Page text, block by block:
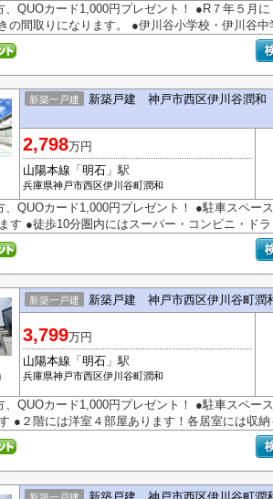
、QUOカード1,000円プレゼント！ ●R７年５月
の間取りになります。 ●伊川谷小学校・伊川谷中
新築一戸建 新築戸建 神戸市西区伊川谷潤和
2,798万円
山陽本線 「 明石 」駅
兵庫県神戸市西区伊川谷町潤和
、QUOカード1,000円プレゼント！ ●駐車スペー
す ●徒歩10分圏内にはスーパー・コンビニ・ド
新築一戸建 新築戸建 神戸市西区伊川谷町潤
3,799万円
山陽本線 「 明石 」駅
兵庫県神戸市西区伊川谷町潤和
、QUOカード1,000円プレゼント！ ●駐車スペー
●２階には洋室４部屋あります！各居室には収